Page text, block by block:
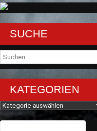
SUCHE
Suche
nach:
KATEGORIEN
Kategorien